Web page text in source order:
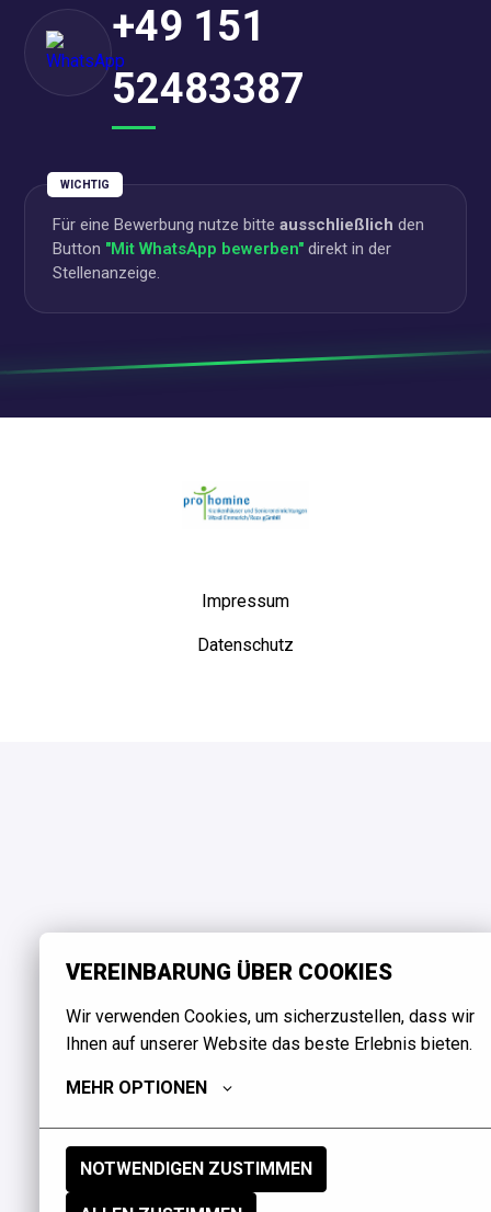
VEREINBARUNG ÜBER COOKIES
Wir verwenden Cookies, um sicherzustellen, dass wir
Ihnen auf unserer Website das beste Erlebnis bieten.
MEHR OPTIONEN
NOTWENDIGEN ZUSTIMMEN
+49 151
52483387
WICHTIG
Für eine Bewerbung nutze bitteausschließlich den
Button "Mit WhatsApp bewerben" direkt in der
Stellenanzeige.
Startseite
Impressum
Datenschutz